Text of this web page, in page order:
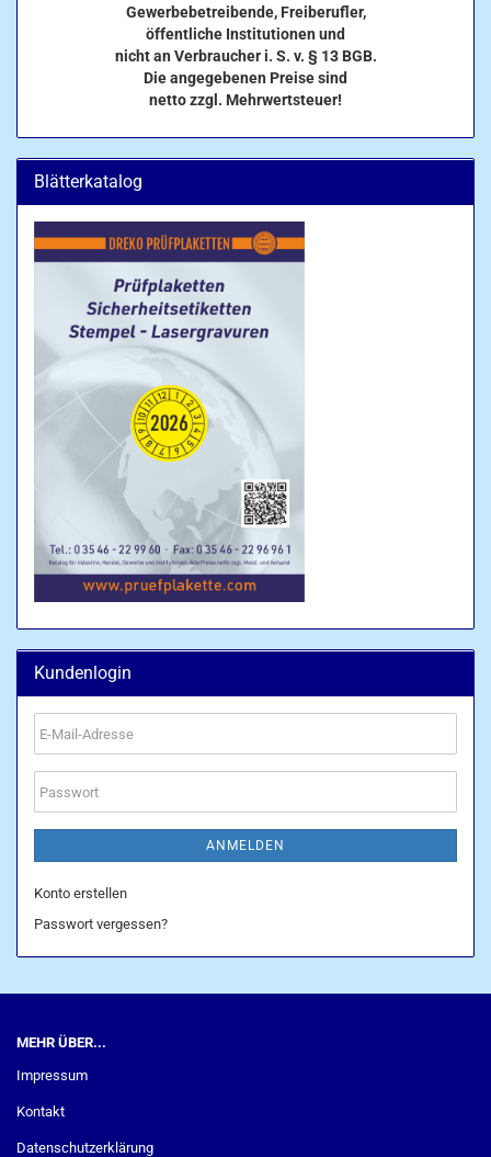
Gewerbebetreibende, Freiberufler,
öffentliche Institutionen und
nicht an Verbraucher i. S. v. § 13 BGB.
Die angegebenen Preise sind
netto zzgl. Mehrwertsteuer!
Blätterkatalog
Kundenlogin
E-
Mail-
Adresse
Passwort
ANMELDEN
Konto erstellen
Passwort vergessen?
MEHR ÜBER...
Impressum
Kontakt
Datenschutzerklärung